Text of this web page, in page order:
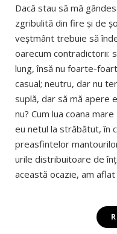
Dacă stau să mă
zgribulită din fire şi de
veştmânt trebuie să
oarecum contradictorii:
lung, însă nu foarte-
casual; neutru, dar nu
suplă, dar să mă apere
nu? Cum lua coana
eu netul la străbătut, în
preasfintelor
urile distribuitoare de
această ocazie, am aflat